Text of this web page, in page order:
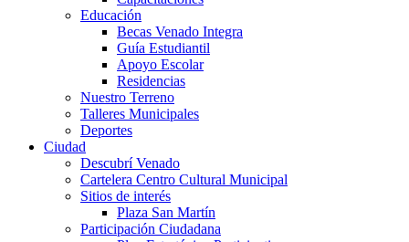
Educación
Becas Venado Integra
Guía Estudiantil
Apoyo Escolar
Residencias
Nuestro Terreno
Talleres Municipales
Deportes
Ciudad
Descubrí Venado
Cartelera Centro Cultural Municipal
Sitios de interés
Plaza San Martín
Participación Ciudadana